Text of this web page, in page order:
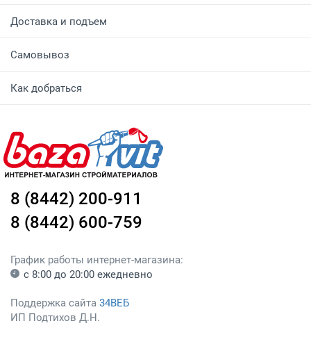
Доставка и подъем
Самовывоз
Как добраться
8 (8442) 200-911
8 (8442) 600-759
График работы интернет-магазина:
с 8:00 до 20:00 ежедневно
Поддержка сайта 34ВЕБ
ИП Подтихов Д.Н.